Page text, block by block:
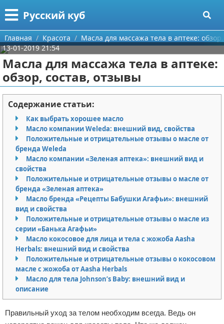
Русский куб
Меню
Главная
Категории
Программирование
Бизнес
Красота
Мода
Отношения
Самосовершенствование
Финансы
Поиск
О проекте
Контакты
Сотрудничество
Размещение рекламы
Для правообладателей
Условия предоставления информации
Отказ от ответственности
Главная Красота
Масла для массажа тела в аптеке:
13-01-2019 21:54
Масла для массажа тела в аптеке:
обзор, состав, отзывы
Содержание статьи:
Как выбрать хорошее масло
Масло компании Weleda: внешний вид, свойства
Положительные и отрицательные отзывы о масле от
бренда Weleda
Масло компании «Зеленая аптека»: внешний вид и
свойства
Положительные и отрицательные отзывы о масле от
бренда «Зеленая аптека»
Масло бренда «Рецепты Бабушки Агафьи»: внешний
вид и свойства
Положительные и отрицательные отзывы о масле из
серии «Банька Агафьи»
Масло кокосовое для лица и тела с жожоба Aasha
Herbals: внешний вид и свойства
Положительные и отрицательные отзывы о кокосовом
масле с жожоба от Aasha Herbals
Масло для тела Johnson’s Baby: внешний вид и
описание
Правильный уход за телом необходим всегда. Ведь он